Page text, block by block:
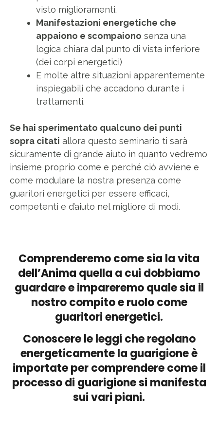
visto miglioramenti.
Manifestazioni energetiche che
appaiono e scompaiono senza una
logica chiara dal punto di vista inferiore
(dei corpi energetici)
E molte altre situazioni apparentemente
inspiegabili che accadono durante i
trattamenti.
Se hai sperimentato qualcuno dei punti
sopra citati allora questo seminario ti sarà
sicuramente di grande aiuto in quanto vedremo
insieme proprio come e perché ciò avviene e
come modulare la nostra presenza come
guaritori energetici per essere efficaci,
competenti e d’aiuto nel migliore di modi.
Comprenderemo come sia la vita
dell’Anima quella a cui dobbiamo
guardare e impareremo quale sia il
nostro compito e ruolo come
guaritori energetici.
Conoscere le leggi che regolano
energeticamente la guarigione è
importate per comprendere come il
processo di guarigione si manifesta
sui vari piani.